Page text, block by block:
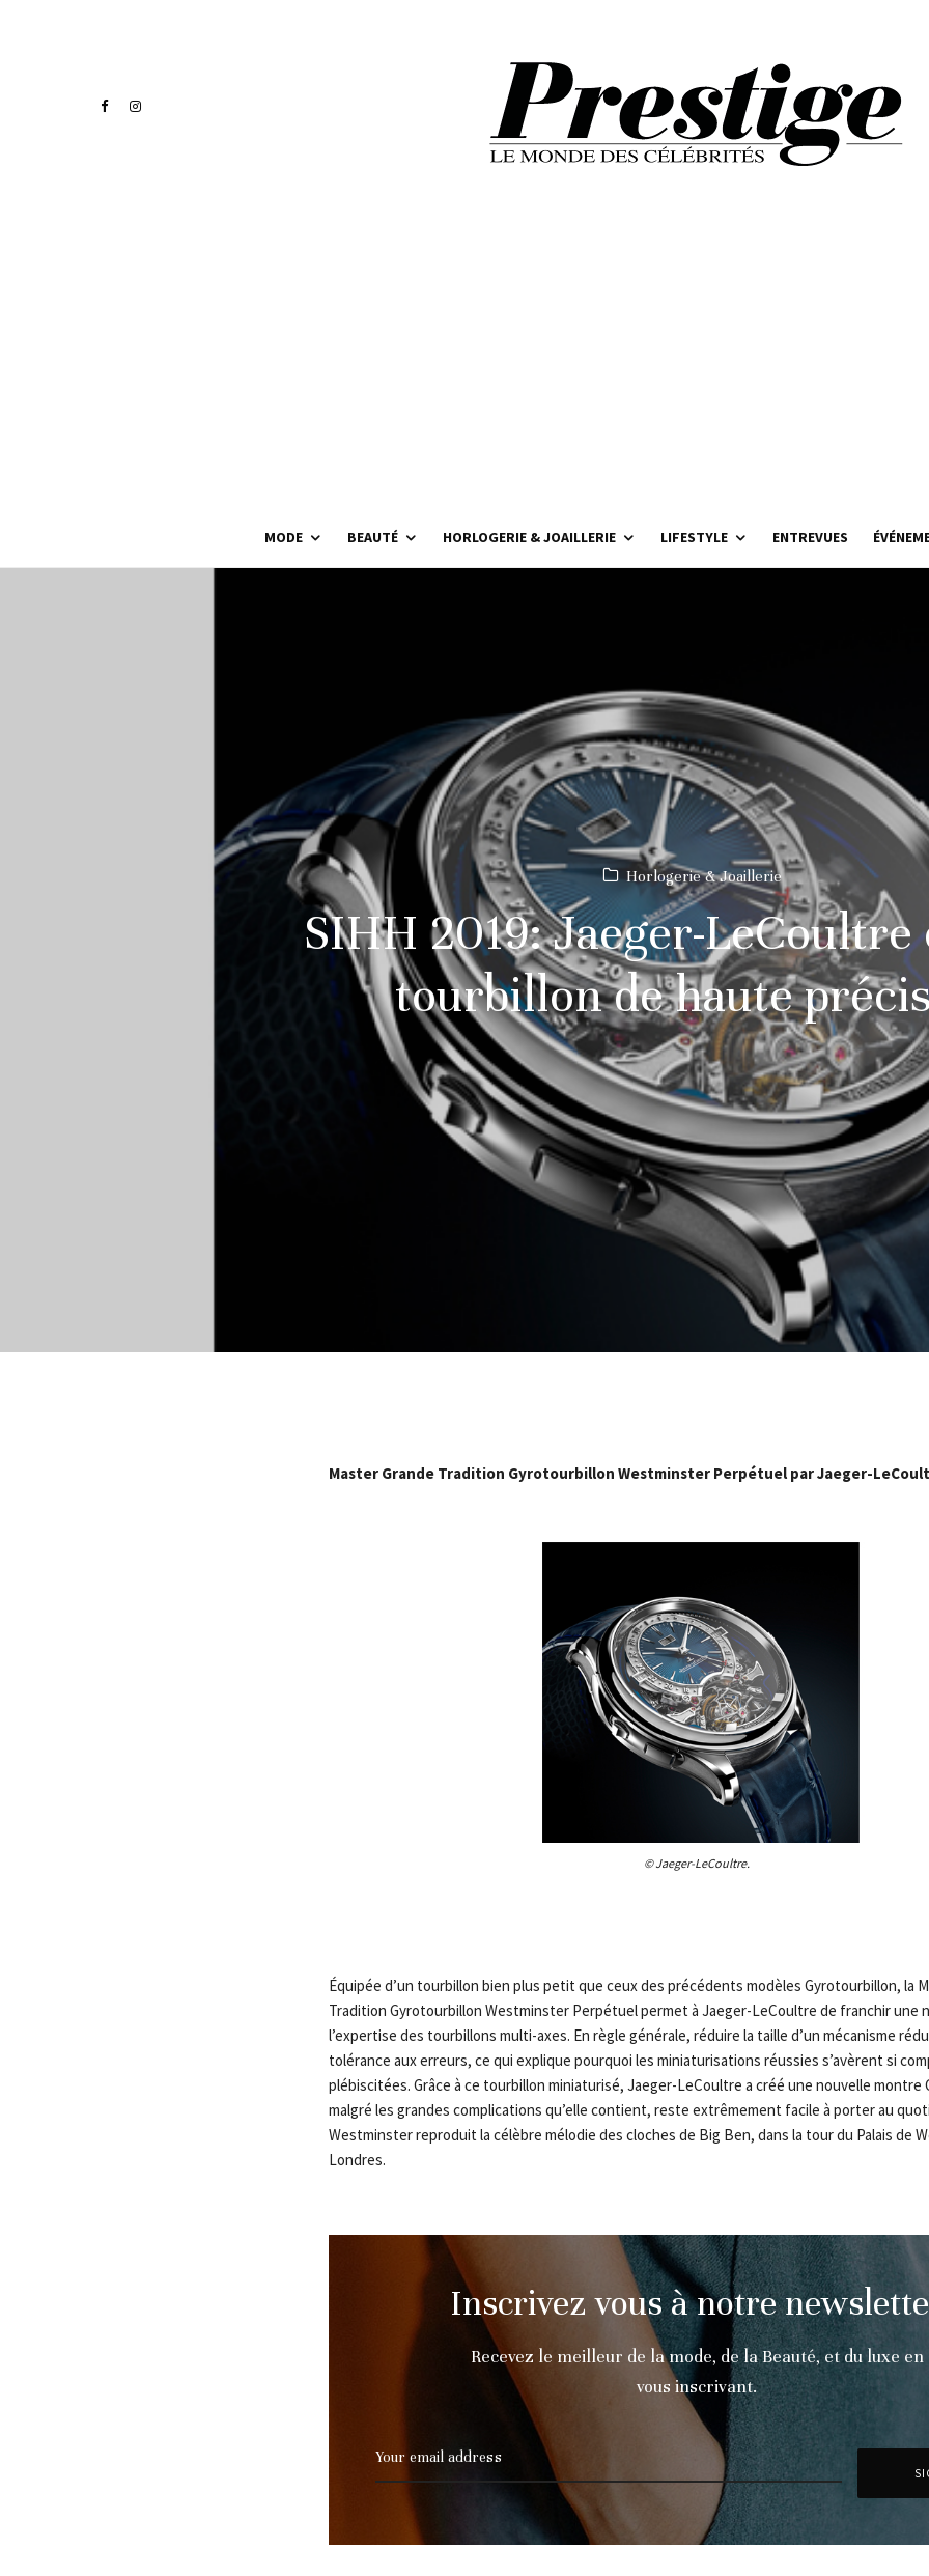
MODE BEAUTÉ HORLOGERIE & JOAILLERIE LIFESTYLE ENTREVUES
Horlogerie & Joaillerie
SIHH 2019: Jaeger-
tourbillon de haute
Master Grande Tradition Gyrotourbillon Westminster Perpétuel par Jaeger-
© Jaeger-LeCoultre.
Équipée d’un tourbillon bien plus petit que ceux des précédents modèles Gyrotourbillon, la
Tradition Gyrotourbillon Westminster Perpétuel permet à Jaeger-LeCoultre de franchir une
l’expertise des tourbillons multi-axes. En règle générale, réduire la taille d’un mécanisme
tolérance aux erreurs, ce qui explique pourquoi les miniaturisations réussies s’avèrent si
plébiscitées. Grâce à ce tourbillon miniaturisé, Jaeger-LeCoultre a créé une nouvelle montre
malgré les grandes complications qu’elle contient, reste extrêmement facile à porter au
Westminster reproduit la célèbre mélodie des cloches de Big Ben, dans la tour du Palais de
Londres.
Inscrivez vous à notre
Recevez le meilleur de la mode, de la Beauté, et du luxe en
vous inscrivant.